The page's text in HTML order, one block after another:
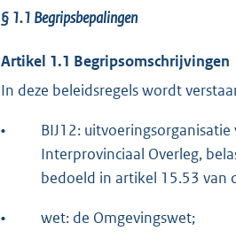
§ 1.1 Begripsbepalingen
Artikel 1.1 Begripsomschrijvingen
In deze beleidsregels wordt
•
BIJ12:
Interprovinciaal Overleg,
bedoeld in artikel 15.53 van
• wet: de Omgevingswet;